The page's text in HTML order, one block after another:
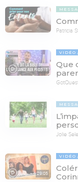
Patricia
03:15
VIDÉO
Que
Jolie
29:05
VIDÉO